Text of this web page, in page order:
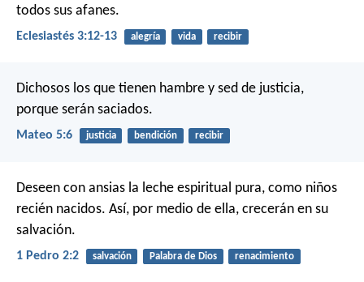
todos sus afanes.
Eclesiastés 3:12-13 alegría vida recibir
Dichosos los que tienen hambre y sed de justicia,
porque serán saciados.
Mateo 5:6 justicia bendición recibir
Deseen con ansias la leche espiritual pura, como niños
recién nacidos. Así, por medio de ella, crecerán en su
salvación.
1 Pedro 2:2 salvación Palabra de Dios renacimiento